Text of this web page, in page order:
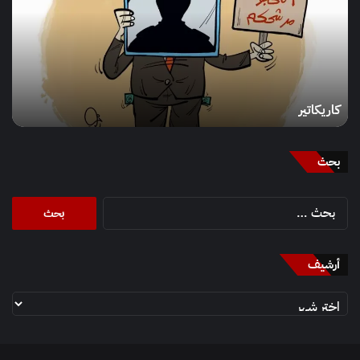
كاريكاتير
بحث
أرشيف أرشيف